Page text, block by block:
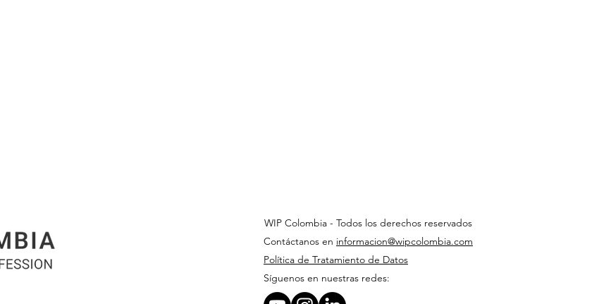
WIP Colombia - Todos los derechos reservados
Contáctanos en informacion@wipcolombia.com
Política de Tratamiento de Datos
Síguenos en nuestras redes: